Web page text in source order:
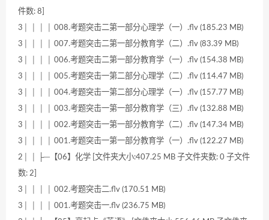
件数: 8]
3│ │ │ │ 008.考题突击二第一部分心理学（一）.flv (185.23 MB)
3│ │ │ │ 007.考题突击二第一部分教育学（二）.flv (83.39 MB)
3│ │ │ │ 006.考题突击二第一部分教育学（一）.flv (154.38 MB)
3│ │ │ │ 005.考题突击一第二部分心理学（二）.flv (114.47 MB)
3│ │ │ │ 004.考题突击一第二部分心理学（一）.flv (157.77 MB)
3│ │ │ │ 003.考题突击一第一部分教育学（三）.flv (132.88 MB)
3│ │ │ │ 002.考题突击一第一部分教育学（二）.flv (147.34 MB)
3│ │ │ │ 001.考题突击一第一部分教育学（一）.flv (122.27 MB)
2│ │ ├─【06】化学 [文件夹大小:407.25 MB 子文件夹数: 0 子文件
数: 2]
3│ │ │ │ 002.考题突击二.flv (170.51 MB)
3│ │ │ │ 001.考题突击一.flv (236.75 MB)